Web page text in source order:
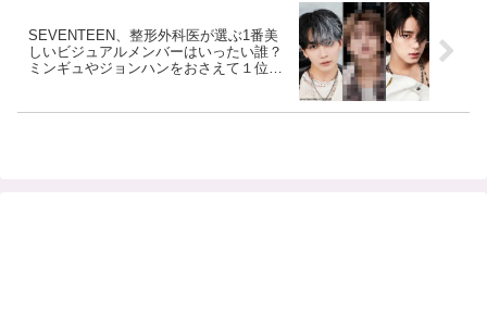
SEVENTEEN、整形外科医が選ぶ1番美
しいビジュアルメンバーはいったい誰？
ミンギュやジョンハンをおさえて１位に